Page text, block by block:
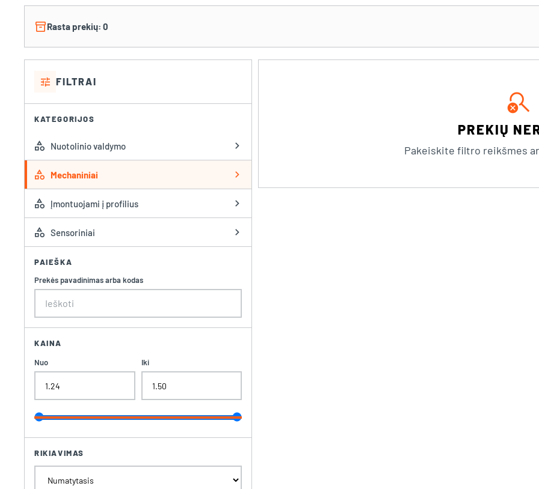
inventory_2Rasta prekių: 0
tune FILTRAI
KATEGORIJOS
category Nuotolinio valdymo
chevron_right
category
Mechaniniai
chevron_right
category
Įmontuojami į profilius
chevron_right
category Sensoriniai chevron_right
PAIEŠKA
Prekės pavadinimas arba kodas
KAINA
Nuo
Iki
RIKIAVIMAS
search_off
PREKIŲ
Pakeiskite filtro reikšmes